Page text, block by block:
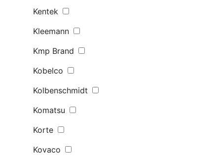
Kentek
Kleemann
Kmp Brand
Kobelco
Kolbenschmidt
Komatsu
Korte
Kovaco